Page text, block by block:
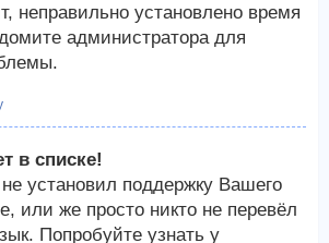
неправильно установлено время
администратора для
в списке!
установил поддержку Вашего
или же просто никто не перевёл
Попробуйте узнать у